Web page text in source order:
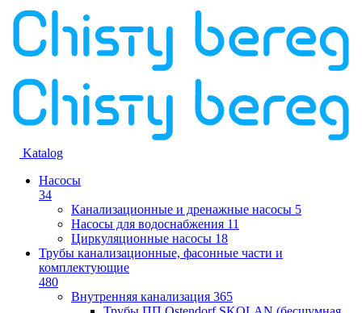
Katalog
Насосы
34
Канализационные и дренажные насосы 5
Насосы для водоснабжения 11
Циркуляционные насосы 18
Трубы канализационные, фасонные части и
комплектующие
480
Внутренняя канализация 365